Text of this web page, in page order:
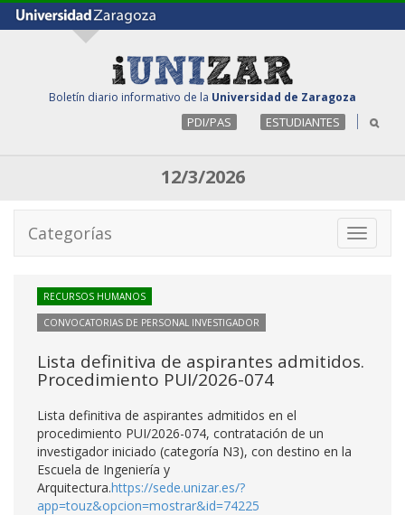
Boletín diario informativo de la Universidad de Zaragoza
PDI/PAS ESTUDIANTES
12/3/2026
Toggle
Categorías
RECURSOS HUMANOS
CONVOCATORIAS DE PERSONAL INVESTIGADOR
Lista definitiva de aspirantes admitidos.
Procedimiento PUI/2026-074
Lista definitiva de aspirantes admitidos en el
procedimiento PUI/2026-074, contratación de un
investigador iniciado (categoría N3), con destino en la
Escuela de Ingeniería y
Arquitectura.https://sede.unizar.es/?
app=touz&opcion=mostrar&id=74225